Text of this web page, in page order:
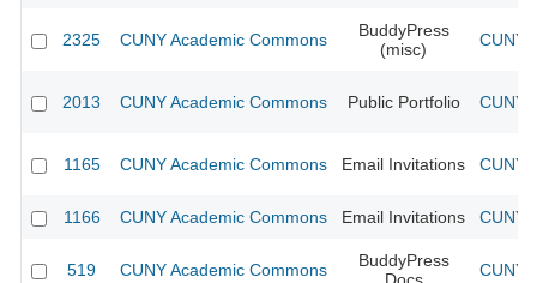
2325 CUNY Academic Commons
BuddyPress
(misc)
CUNY
2013 CUNY Academic Commons Public Portfolio CUNY
1165 CUNY Academic Commons Email Invitations CUNY
1166 CUNY Academic Commons Email Invitations CUNY
519 CUNY Academic Commons
BuddyPress
CUNY